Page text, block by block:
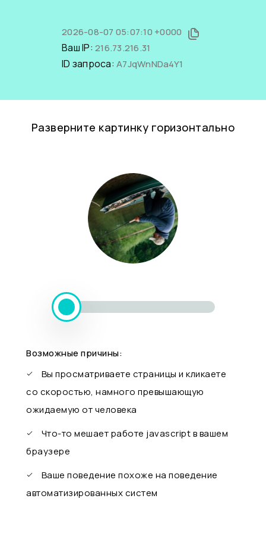
2026-08-07 05:07:10 +0000
Ваш IP: 216.73.216.31
ID запроса: A7JqWnNDa4Y1
Разверните картинку горизонтально
Возможные причины:
Вы просматриваете страницы и кликаете
со скоростью, намного превышающую
ожидаемую от человека
Что-то мешает работе javascript в вашем
браузере
Ваше поведение похоже на поведение
автоматизированных систем